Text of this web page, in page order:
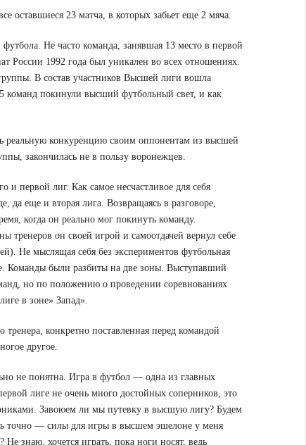
оставшиеся 23 матча, в которых забьет еще 2 мяча.
Не часто команда, занявшая 13 место в первой
России 1992 года был уникален во всех отношениях.
В состав участников Высшей лиги вошла
команд покинули высший футбольный свет, и как
реальную конкуренцию своим оппонентам из высшей
закончилась не в пользу воронежцев.
и первой лиг. Как самое несчастливое для себя
да еще и вторая лига. Возвращаясь в разговоре,
когда он реально мог покинуть команду.
тренеров он своей игрой и самоотдачей вернул себе
Не мыслящая себя без экспериментов футбольная
Команды были разбиты на две зоны. Выступавший
но по положению о проведении соревнованиях
в зоне» Запад».
конкретно поставленная перед командой
другое.
не понятна. Игра в футбол — одна из главных
лиге не очень много достойных соперников, это
Завоюем ли мы путевку в высшую лигу? Будем
точно — силы для игры в высшем эшелоне у меня
Не знаю, хочется играть, пока ноги носят, ведь